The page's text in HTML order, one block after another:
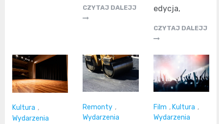
CZYTAJ DALEJJ
edycja,
CZYTAJ DALEJJ
Kultura ,
Wydarzenia
Remonty ,
Wydarzenia
Film , Kultura ,
Wydarzenia